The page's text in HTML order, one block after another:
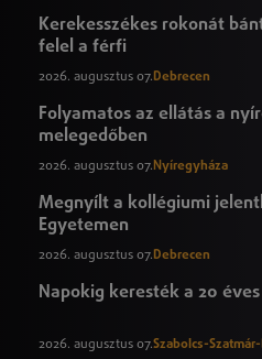
Kerekesszékes rokonát
felel a férfi
2026. augusztus 07.Debrecen
Folyamatos az ellátás a
melegedőben
2026. augusztus 07. Nyíregyháza
Megnyílt a kollégiumi
Egyetemen
2026. augusztus 07.Debrecen
Napokig keresték a 20
2026. augusztus 07.Szabolcs-